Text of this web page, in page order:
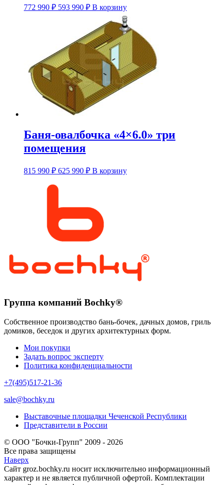
772 990 ₽ 593 990 ₽ В корзинуЭтот
товар
имеет
несколько
вариаций.
Опции
можно
выбрать
на
странице
Баня-овалбочка «4×6.0» три
помещения
815 990 ₽ 625 990 ₽ В корзинуЭтот
товара.
Группа компаний Bochky®
Собственное производство бань-бочек, дачных домов, гриль
домиков, беседок и других архитектурных форм.
Мои покупки
Задать вопрос эксперту
Политика конфиденциальности
+7(495)517-21-36
sale@bochky.ru
Выставочные площадки Чеченской Республики
Представители в России
© ООО "Бочки-Групп" 2009 - 2026
Все права защищены
Наверх
Сайт groz.bochky.ru носит исключительно информационный
характер и не является публичной офертой. Комплектации